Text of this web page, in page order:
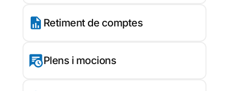
Retiment de comptes
Plens i mocions